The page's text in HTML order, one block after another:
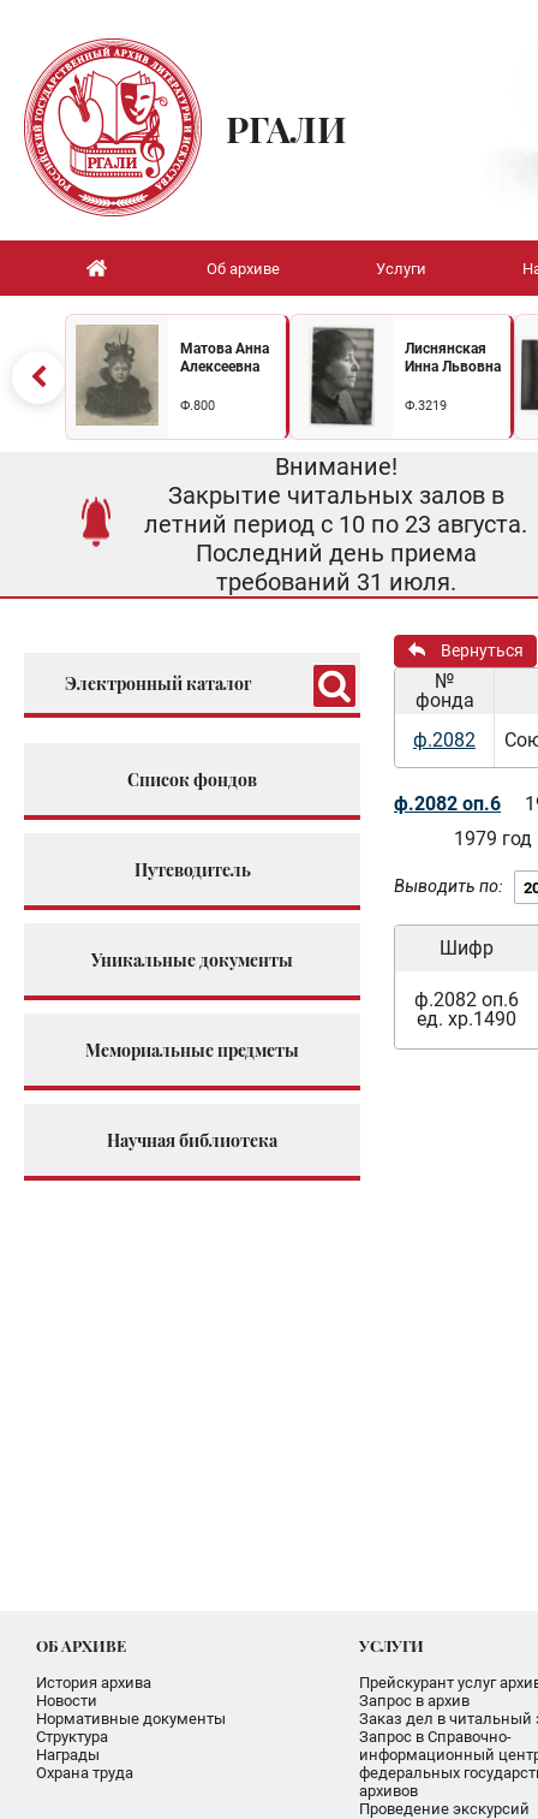
РГАЛИ
Об архиве Услуги
Матова Анна
Алексеевна
Ф.800
Лиснянская
Инна Львовна
Ф.3219
Внимание!
Закрытие читальных залов в
летний период с 10 по 23 августа.
Последний день приема
требований 31 июля.
Электронный каталог
Список фондов
Путеводитель
Уникальные документы
Мемориальные предметы
Научная библиотека
Вернуться
№
фонда
ф.2082
ф.2082 оп.6
1979 год
Выводить по:
Шифр
ф.2082 оп.6
ед. хр.1490
ОБ АРХИВЕ
История архива
Новости
Нормативные документы
Структура
Награды
Охрана труда
УСЛУГИ
Прейскурант услуг
Запрос в архив
Заказ дел в читальный
Запрос в Справочно-
информационный
федеральных
архивов
Проведение экскурсий